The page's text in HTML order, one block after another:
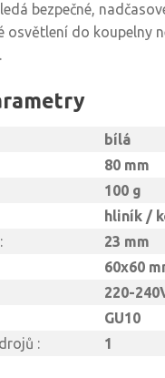
bezpečné,
osvětlení do koupelny
bílá
80 mm
100 g
hliník /
23 mm
60x60
220-
GU10
:
1